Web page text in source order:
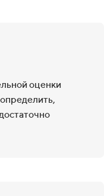
оценки